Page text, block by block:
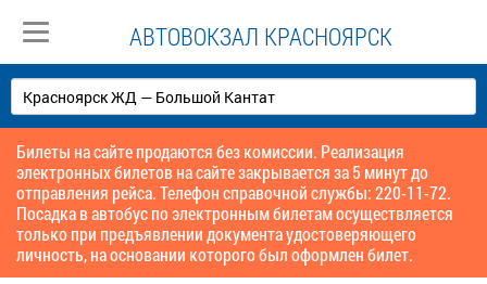
АВТОВОКЗАЛ КРАСНОЯРСК
Билеты на сайте продаются без комиссии. Реализация
электронных билетов на сайте закрывается за 5 минут до
отправления рейса. Телефон справочной службы: 220-11-72.
Посадка в автобус по электронным билетам осуществляется
только при предъявлении документа удостоверяющего
личность, на основании которого был оформлен билет.